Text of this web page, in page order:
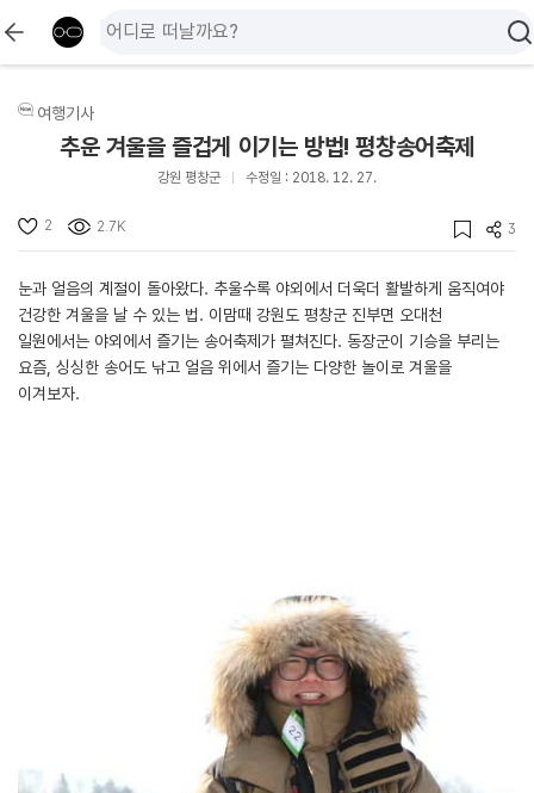
여행기사
추운 겨울을 즐겁게 이기는 방법! 평창송어축제
강원 평창군 수정일 : 2018. 12. 27.
2 2.7K 3
눈과 얼음의 계절이 돌아왔다. 추울수록 야외에서 더욱더 활발하게 움직여야
건강한 겨울을 날 수 있는 법. 이맘때 강원도 평창군 진부면 오대천
일원에서는 야외에서 즐기는 송어축제가 펼쳐진다. 동장군이 기승을 부리는
요즘, 싱싱한 송어도 낚고 얼음 위에서 즐기는 다양한 놀이로 겨울을
이겨보자.